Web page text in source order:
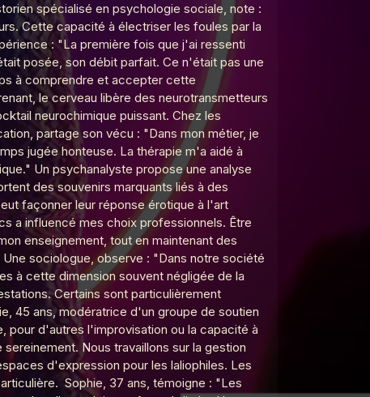
spécialisé en psychologie sociale, note :
Cette capacité à électriser les foules par la
: "La première fois que j'ai ressenti
posée, son débit parfait. Ce n'était pas une
à comprendre et accepter cette
le cerveau libère des neurotransmetteurs
neurochimique puissant. Chez les
partage son vécu : "Dans mon métier, je
jugée honteuse. La thérapie m'a aidé à
Un psychanalyste propose une analyse
des souvenirs marquants liés à des
façonner leur réponse érotique à l'art
a influencé mes choix professionnels. Être
enseignement, tout en maintenant des
sociologue, observe : "Dans notre société
à cette dimension souvent négligée de la
Certains sont particulièrement
45 ans, modératrice d'un groupe de soutien
pour d'autres l'improvisation ou la capacité à
Nous travaillons sur la gestion
d'expression pour les laliophiles. Les
Sophie, 37 ans, témoigne : "Les